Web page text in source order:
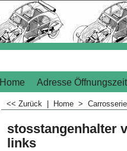
Home Adresse
<< Zurück Home > Carrosserie
stosstangenhalter v
links